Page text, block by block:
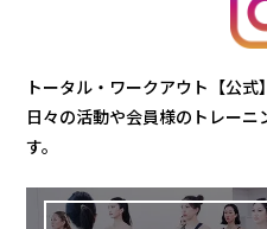
トータル・ワークアウト【公
日々の活動や会員様のトレー
す。